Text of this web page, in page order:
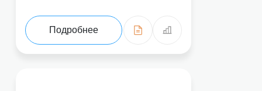
Подробнее